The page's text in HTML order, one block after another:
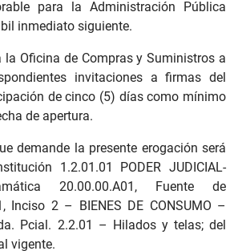
para la Administración Pública
inmediato siguiente.
la Oficina de Compras y Suministros a
invitaciones a firmas del
de cinco (5) días como mínimo
de apertura.
demande la presente erogación será
1.2.01.01 PODER JUDICIAL-
20.00.00.A01, Fuente de
Inciso 2 – BIENES DE CONSUMO –
Pcial. 2.2.01 – Hilados y telas; del
vigente.